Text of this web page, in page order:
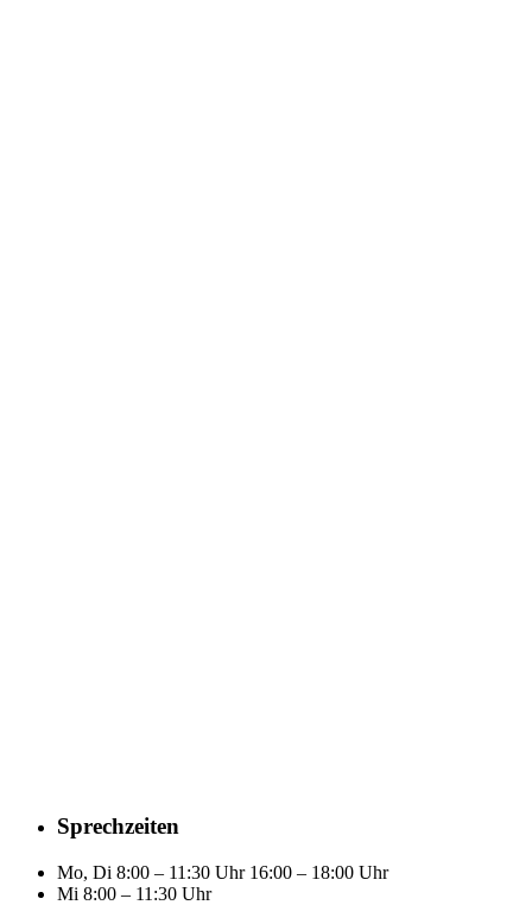
Sprechzeiten
Mo, Di 8:00 – 11:30 Uhr 16:00 – 18:00 Uhr
Mi 8:00 – 11:30 Uhr